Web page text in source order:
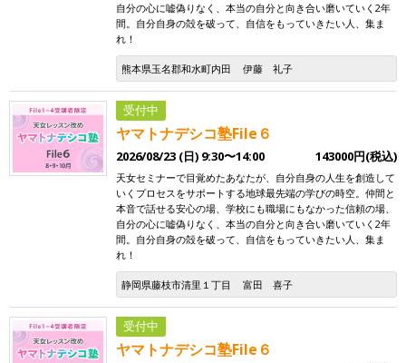
自分の心に嘘偽りなく、本当の自分と向き合い磨いていく2年
間。自分自身の殻を破って、自信をもっていきたい人、集ま
れ！
熊本県玉名郡和水町内田 伊藤 礼子
受付中
ヤマトナデシコ塾File６
2026/08/23 (日) 9:30〜14:00 143000円(税込)
天女セミナーで目覚めたあなたが、自分自身の人生を創造して
いくプロセスをサポートする地球最先端の学びの時空。仲間と
本音で話せる安心の場、学校にも職場にもなかった信頼の場、
自分の心に嘘偽りなく、本当の自分と向き合い磨いていく2年
間。自分自身の殻を破って、自信をもっていきたい人、集ま
れ！
静岡県藤枝市清里１丁目 富田 喜子
受付中
ヤマトナデシコ塾File６